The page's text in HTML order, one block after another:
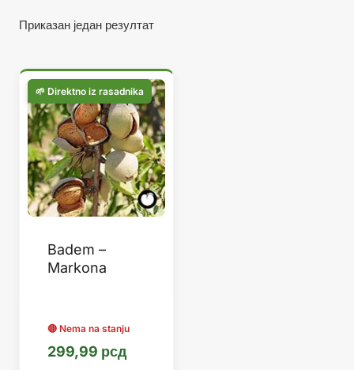
Приказан један резултат
Badem –
Markona
299,99 рсд